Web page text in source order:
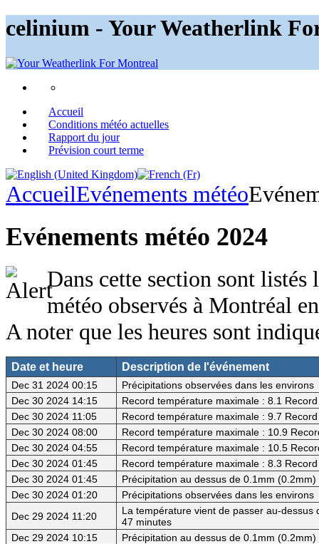
celinium - Your Weatherlink
Accueil
Conditions météo actuelles
Rapport du jour
Prévision court terme
AccueilEvénements météo
Evénements météo 2024
Dans cette section sont
météo observés à Montréal
A noter que les heures sont
Date et heure Description de l'événement
Dec 31 2024 00:15
Précipitations observées dans les environs
Dec 30 2024 14:15
Record température maximale : 8.1
Dec 30 2024 11:05
Record température maximale : 9.7
Dec 30 2024 08:00
Record température maximale : 10.9
Dec 30 2024 04:55
Record température maximale : 10.5
Dec 30 2024 01:45
Record température maximale : 8.3
Dec 30 2024 01:45
Précipitation au dessus de 0.1mm
Dec 30 2024 01:20
Précipitations observées dans les environs
Dec 29 2024 11:20
La température vient de passer au-
47 minutes
Dec 29 2024 10:15
Précipitation au dessus de 0.1mm